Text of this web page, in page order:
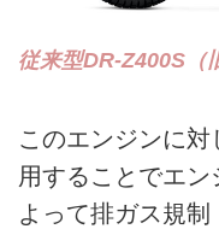
従来型DR-Z400S（
このエンジンに
用することでエ
よって排ガス規